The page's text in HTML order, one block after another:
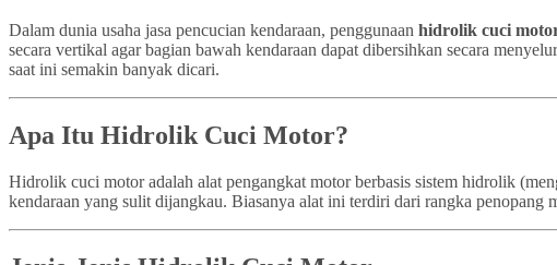
Dalam dunia usaha jasa pencucian kendaraan, penggunaan hidrolik cuci
secara vertikal agar bagian bawah kendaraan dapat dibersihkan secara
saat ini semakin banyak dicari.
Apa Itu Hidrolik Cuci Motor?
Hidrolik cuci motor adalah alat pengangkat motor berbasis sistem hidrolik
kendaraan yang sulit dijangkau. Biasanya alat ini terdiri dari rangka penopang